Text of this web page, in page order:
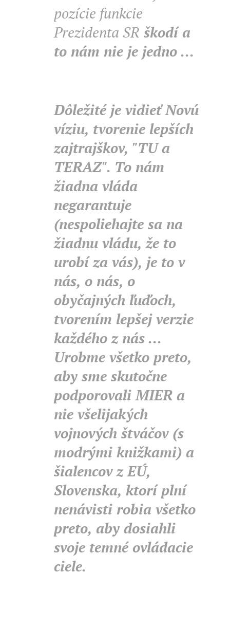
pozície funkcie
Prezidenta SR škodí a
to nám nie je jedno ...
Dôležité je vidieť Novú
víziu, tvorenie lepších
zajtrajškov, "TU a
TERAZ". To nám
žiadna vláda
negarantuje
(nespoliehajte sa na
žiadnu vládu, že to
urobí za vás), je to v
nás, o nás, o
obyčajných ľuďoch,
tvorením lepšej verzie
každého z nás ...
Urobme všetko preto,
aby sme skutočne
podporovali MIER a
nie všelijakých
vojnových štváčov (s
modrými knižkami) a
šialencov z EÚ,
Slovenska, ktorí plní
nenávisti robia všetko
preto, aby dosiahli
svoje temné ovládacie
ciele.